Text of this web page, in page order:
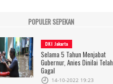
POPULER SEPEKAN
DKI Jakarta
Selama 5 Tahun Menjabat
Gubernur, Anies Dinilai Telah
Gagal
14-10-2022 19:23